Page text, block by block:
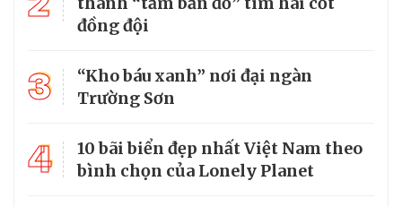
đồng đội
3
“Kho báu xanh” nơi đại ngàn
Trường Sơn
4
10 bãi biển đẹp nhất Việt Nam theo
bình chọn của Lonely Planet